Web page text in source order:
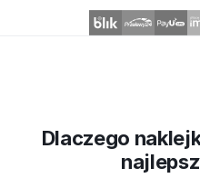
Dlaczego